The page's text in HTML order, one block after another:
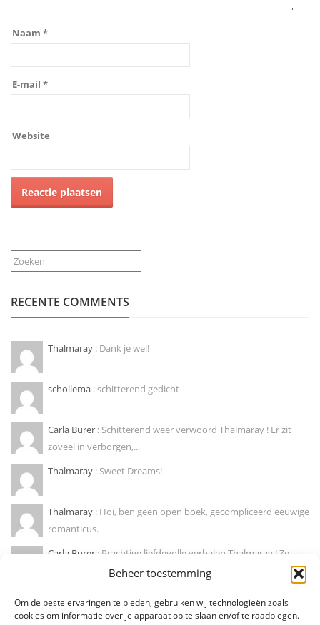
Beheer toestemming
Om de beste ervaringen te bieden, gebruiken wij technologieën zoals
cookies om informatie over je apparaat op te slaan en/of te raadplegen.
Naam *
E-mail *
Website
Zoeken
RECENTE COMMENTS
Thalmaray : Dank je wel!
schollema : schitterend gedicht
Carla Burer : Schitterend weer verwoord Thalmaray ! Er zit
zoveel in verborgen,...
Thalmaray : Sweet Dreams!
Thalmaray : Hoi, ben geen open boek, gecompliceerd eeuwige
romanticus.
Carla Burer : Prachtige liefdevolle verhalen Thalmaray ! Ze
doen mij wegdromen naar...